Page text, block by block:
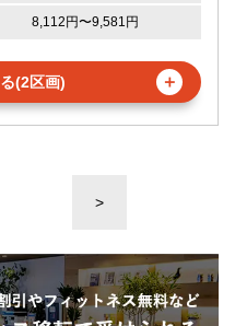
8,112円〜9,581円
(2区画) ＋
>